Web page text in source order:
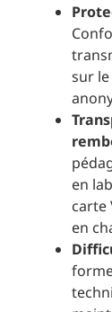
sur
en
carte
en